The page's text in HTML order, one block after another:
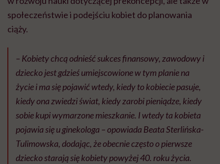
społeczeństwie i podejściu kobiet do planowania
ciąży.
– Kobiety chcą odnieść sukces finansowy, zawodowy i
dziecko jest gdzieś umiejscowione w tym planie na
życie i ma się pojawić wtedy, kiedy to kobiecie pasuje,
kiedy ona zwiedzi świat, kiedy zarobi pieniądze, kiedy
sobie kupi wymarzone mieszkanie. I wtedy ta kobieta
pojawia się u ginekologa – opowiada Beata Sterlińska-
Tulimowska, dodając, że obecnie często o pierwsze
dziecko starają się kobiety powyżej 40. roku życia.